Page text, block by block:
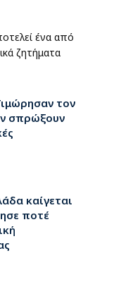
ένα από
ζητήματα
τον
σπρώξουν
καίγεται
ποτέ